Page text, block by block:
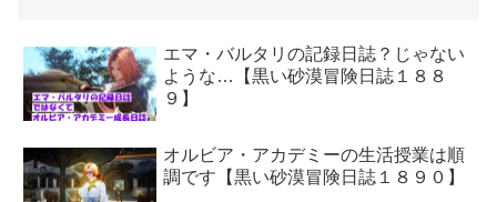
エマ・バルタリの記録日誌？じゃない
ような…【黒い砂漠冒険日誌１８８
９】
オルビア・アカデミーの生活授業は順
調です【黒い砂漠冒険日誌１８９０】